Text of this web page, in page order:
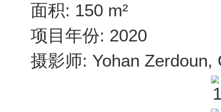
面积: 150 m²
项目年份: 2020
摄影师: Yohan